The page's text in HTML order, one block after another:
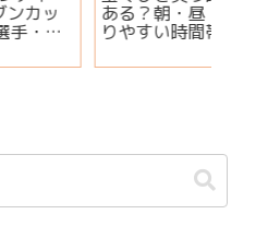
ある？朝・昼・夜で当た
りやすい時間帯と金運ジ